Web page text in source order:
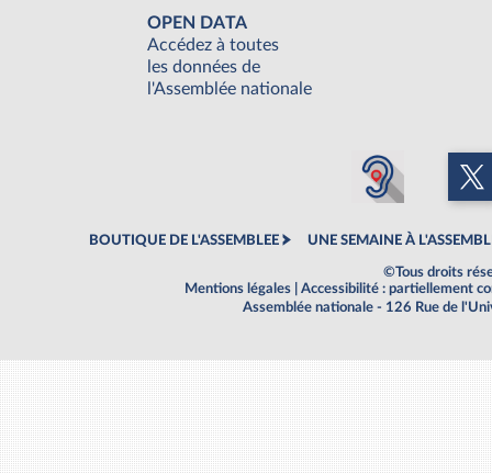
OPEN DATA
Accédez à toutes
les données de
l'Assemblée nationale
BOUTIQUE DE L'ASSEMBLEE UNE SEMAINE À
©Tous droits
Mentions légales
Accessibilité : partiellement
Assemblée nationale - 126 Rue de